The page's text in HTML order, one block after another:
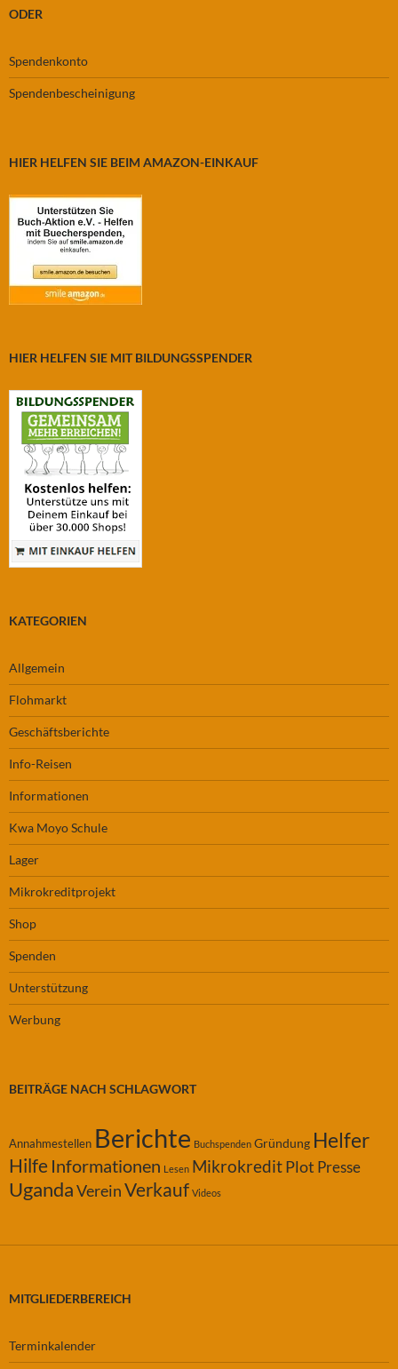
ODER
Spendenkonto
Spendenbescheinigung
HIER HELFEN SIE BEIM AMAZON-EINKAUF
HIER HELFEN SIE MIT BILDUNGSSPENDER
KATEGORIEN
Allgemein
Flohmarkt
Geschäftsberichte
Info-Reisen
Informationen
Kwa Moyo Schule
Lager
Mikrokreditprojekt
Shop
Spenden
Unterstützung
Werbung
BEITRÄGE NACH SCHLAGWORT
Annahmestellen Berichte Buchspenden Gründung Helfer
Hilfe Informationen Lesen MikrokreditPlot Presse
UgandaVereinVerkauf Videos
MITGLIEDERBEREICH
Terminkalender